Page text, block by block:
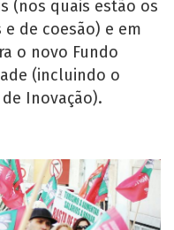
(nos quais estão os
de coesão) e em
o novo Fundo
(incluindo o
Inovação).